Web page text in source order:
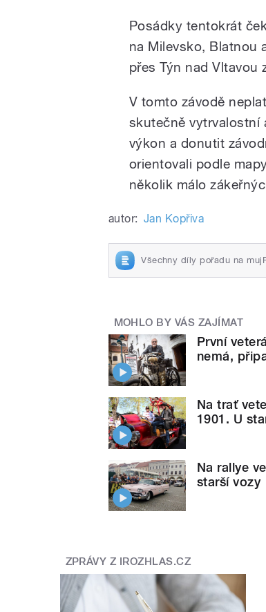
Posádky tentokrát
na Milevsko, Blatnou
přes Týn nad Vltavou
V tomto závodě
skutečně vytrvalostní
výkon a donutit
orientovali podle
několik málo
autor: Jan Kopřiva
Všechny díly pořadu na
MOHLO BY VÁS ZAJÍMAT
První
nemá,
Na trať
1901. U
Na rallye
starší vozy
ZPRÁVY Z IROZHLAS.CZ